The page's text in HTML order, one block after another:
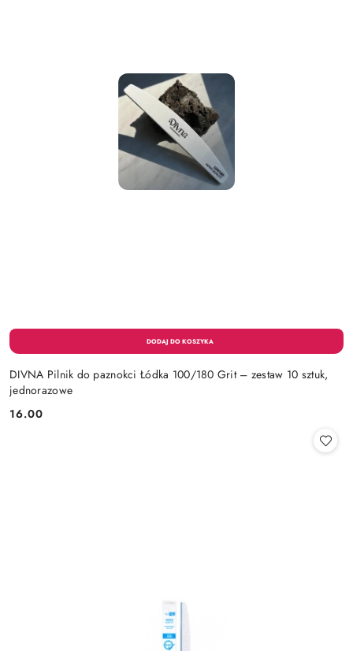
DIVNA Pilnik do paznokci Łódka 100/180 Grit – zestaw 10 sztuk,
jednorazowe
Cena:
16.00